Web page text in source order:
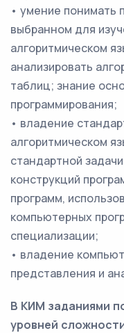
• умение понимать
выбранном для
алгоритмическом
анализировать
таблиц; знание
программирования;
• владение
алгоритмическом
стандартной
конструкций
программ,
компьютерных
специализации;
• владение
представления и
В КИМ заданиями
уровней